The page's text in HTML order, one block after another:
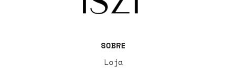
SOBRE
Loja